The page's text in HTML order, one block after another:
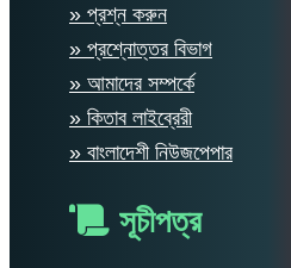
» প্রশ্ন করুন
» প্রশ্নোত্তর বিভাগ
» আমাদের সম্পর্কে
» কিতাব লাইব্রেরী
» বাংলাদেশী নিউজপেপার
সূচীপত্র